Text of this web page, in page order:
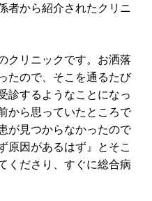
者から紹介されたクリニ
クリニックです。お洒落
たので、そこを通るたび
診するようなことになっ
から思っていたところで
が見つからなかったので
原因があるはず』とそこ
くださり、すぐに総合病